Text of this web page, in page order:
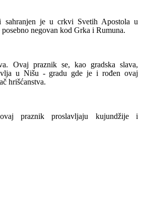
je u crkvi Svetih Apostola u
negovan kod Grka i Rumuna.
Ovaj praznik se, kao gradska slava,
u Nišu - gradu gde je i rođen ovaj
hrišćanstva.
praznik proslavljaju kujundžije i